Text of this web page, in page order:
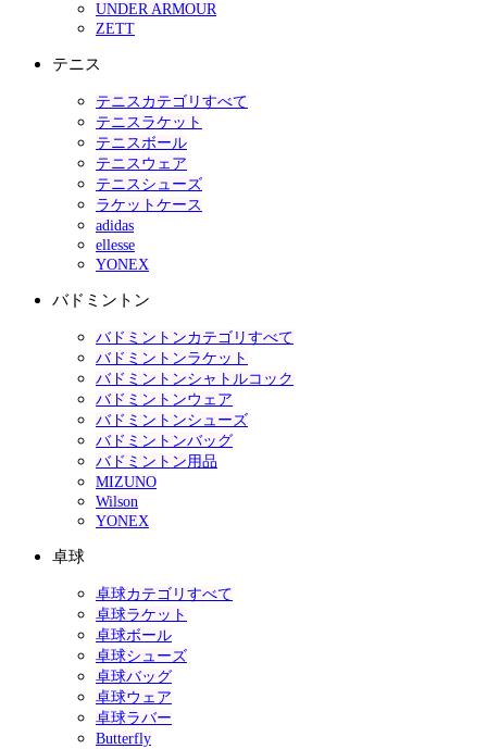
UNDER ARMOUR
ZETT
テニス
テニスカテゴリすべて
テニスラケット
テニスボール
テニスウェア
テニスシューズ
ラケットケース
adidas
ellesse
YONEX
バドミントン
バドミントンカテゴリすべて
バドミントンラケット
バドミントンシャトルコック
バドミントンウェア
バドミントンシューズ
バドミントンバッグ
バドミントン用品
MIZUNO
Wilson
YONEX
卓球
卓球カテゴリすべて
卓球ラケット
卓球ボール
卓球シューズ
卓球バッグ
卓球ウェア
卓球ラバー
Butterfly